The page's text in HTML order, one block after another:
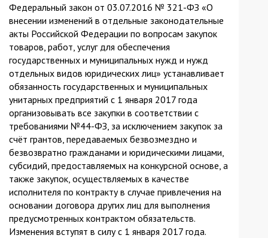
Федеральный закон от 03.07.2016 № 321-ФЗ «О
внесении изменений в отдельные законодательные
акты Российской Федерации по вопросам закупок
товаров, работ, услуг для обеспечения
государственных и муниципальных нужд и нужд
отдельных видов юридических лиц» устанавливает
обязанность государственных и муниципальных
унитарных предприятий с 1 января 2017 года
организовывать все закупки в соответствии с
требованиями №44-ФЗ, за исключением закупок за
счёт грантов, передаваемых безвозмездно и
безвозвратно гражданами и юридическими лицами,
субсидий, предоставляемых на конкурсной основе, а
также закупок, осуществляемых в качестве
исполнителя по контракту в случае привлечения на
основании договора других лиц для выполнения
предусмотренных контрактом обязательств.
Изменения вступят в силу с 1 января 2017 года.